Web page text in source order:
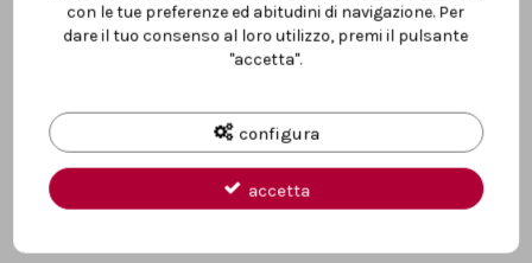
Il fondo è la base della protezione industriale.
Proponiamo:
Antiruggine professionali
Fondi per acciaio e metallo zincato
I fondi epossidici offrono eccellente adesione e protezione
contro ossidazione e agenti chimici.
Vernici Poliuretaniche Industriali
con le tue preferenze ed abitudini di navigazione. Per
dare il tuo consenso al loro utilizzo, premi il pulsante
"accetta".
configura
accetta